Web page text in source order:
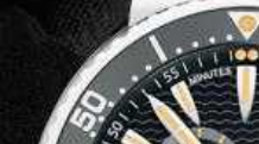
ウォッチストリートは高級腕
実際の腕時計オーナによるレ
高度な腕時計検索サイト